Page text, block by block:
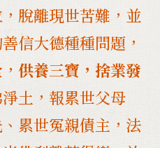
脫離現世苦難，並
信大德種種問題，
， 供養三寶，捨業發
土，報累世父母
累世冤親債主，法